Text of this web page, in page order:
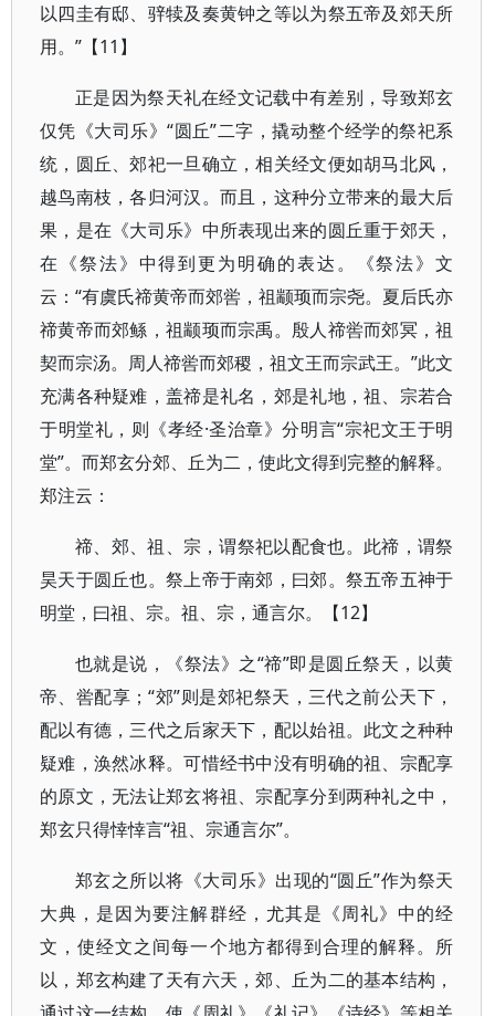
以四圭有邸、骍犊及奏黄钟之等以为祭五帝及郊天所
用。”【11】
正是因为祭天礼在经文记载中有差别，导致郑玄
仅凭《大司乐》“圆丘”二字，撬动整个经学的祭祀系
统，圆丘、郊祀一旦确立，相关经文便如胡马北风，
越鸟南枝，各归河汉。而且，这种分立带来的最大后
果，是在《大司乐》中所表现出来的圆丘重于郊天，
在《祭法》中得到更为明确的表达。《祭法》文
云：“有虞氏禘黄帝而郊喾，祖颛顼而宗尧。夏后氏亦
禘黄帝而郊鲧，祖颛顼而宗禹。殷人禘喾而郊冥，祖
契而宗汤。周人禘喾而郊稷，祖文王而宗武王。”此文
充满各种疑难，盖禘是礼名，郊是礼地，祖、宗若合
于明堂礼，则《孝经·圣治章》分明言“宗祀文王于明
堂”。而郑玄分郊、丘为二，使此文得到完整的解释。
郑注云：
禘、郊、祖、宗，谓祭祀以配食也。此禘，谓祭
昊天于圆丘也。祭上帝于南郊，曰郊。祭五帝五神于
明堂，曰祖、宗。祖、宗，通言尔。【12】
也就是说，《祭法》之“禘”即是圆丘祭天，以黄
帝、喾配享；“郊”则是郊祀祭天，三代之前公天下，
配以有德，三代之后家天下，配以始祖。此文之种种
疑难，涣然冰释。可惜经书中没有明确的祖、宗配享
的原文，无法让郑玄将祖、宗配享分到两种礼之中，
郑玄只得悻悻言“祖、宗通言尔”。
郑玄之所以将《大司乐》出现的“圆丘”作为祭天
大典，是因为要注解群经，尤其是《周礼》中的经
文，使经文之间每一个地方都得到合理的解释。所
以，郑玄构建了天有六天，郊、丘为二的基本结构，